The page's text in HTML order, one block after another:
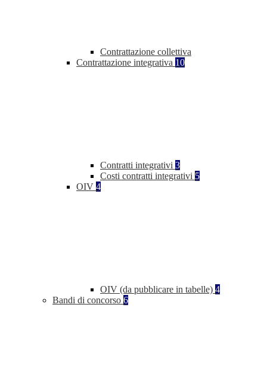
Contrattazione collettiva
Contrattazione integrativa 10
Contratti integrativi 3
Costi contratti integrativi 5
OIV 4
OIV (da pubblicare in tabelle) 4
Bandi di concorso 6